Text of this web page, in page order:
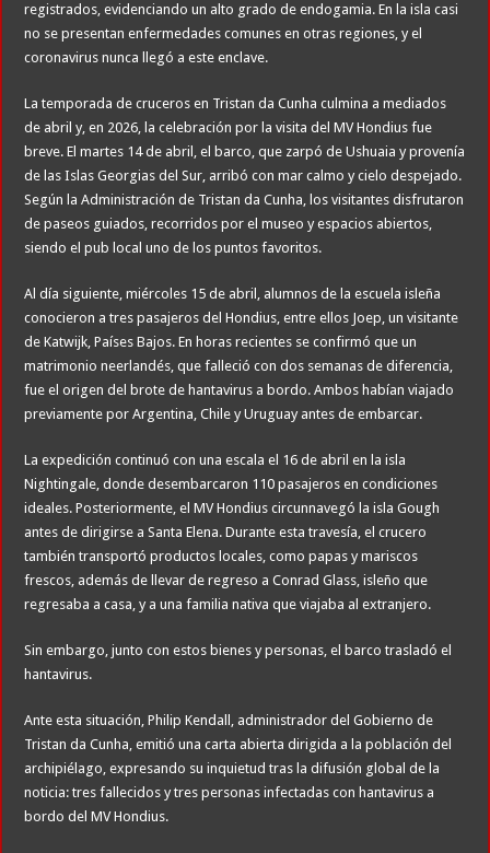
registrados, evidenciando un alto grado de endogamia. En la isla casi
no se presentan enfermedades comunes en otras regiones, y el
coronavirus nunca llegó a este enclave.
La temporada de cruceros en Tristan da Cunha culmina a mediados
de abril y, en 2026, la celebración por la visita del MV Hondius fue
breve. El martes 14 de abril, el barco, que zarpó de Ushuaia y provenía
de las Islas Georgias del Sur, arribó con mar calmo y cielo despejado.
Según la Administración de Tristan da Cunha, los visitantes disfrutaron
de paseos guiados, recorridos por el museo y espacios abiertos,
siendo el pub local uno de los puntos favoritos.
Al día siguiente, miércoles 15 de abril, alumnos de la escuela isleña
conocieron a tres pasajeros del Hondius, entre ellos Joep, un visitante
de Katwijk, Países Bajos. En horas recientes se confirmó que un
matrimonio neerlandés, que falleció con dos semanas de diferencia,
fue el origen del brote de hantavirus a bordo. Ambos habían viajado
previamente por Argentina, Chile y Uruguay antes de embarcar.
La expedición continuó con una escala el 16 de abril en la isla
Nightingale, donde desembarcaron 110 pasajeros en condiciones
ideales. Posteriormente, el MV Hondius circunnavegó la isla Gough
antes de dirigirse a Santa Elena. Durante esta travesía, el crucero
también transportó productos locales, como papas y mariscos
frescos, además de llevar de regreso a Conrad Glass, isleño que
regresaba a casa, y a una familia nativa que viajaba al extranjero.
Sin embargo, junto con estos bienes y personas, el barco trasladó el
hantavirus.
Ante esta situación, Philip Kendall, administrador del Gobierno de
Tristan da Cunha, emitió una carta abierta dirigida a la población del
archipiélago, expresando su inquietud tras la difusión global de la
noticia: tres fallecidos y tres personas infectadas con hantavirus a
bordo del MV Hondius.